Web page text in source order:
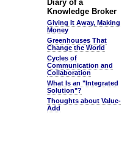
Diary of a
Knowledge Broker
Giving It Away, Making
Money
Greenhouses That
Change the World
Cycles of
Communication and
Collaboration
What Is an "Integrated
Solution"?
Thoughts about Value-
Add